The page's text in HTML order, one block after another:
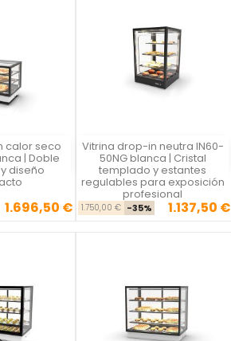
calor seco
| Doble
y diseño
base
Precio
1.696,50 €
 Vitrina drop-in neutra IN60-
50NG blanca | Cristal
templado y estantes
regulables para exposición
profesional
Precio base
1.750,00 € -35% Precio
1.137,50 €

Vista rápida